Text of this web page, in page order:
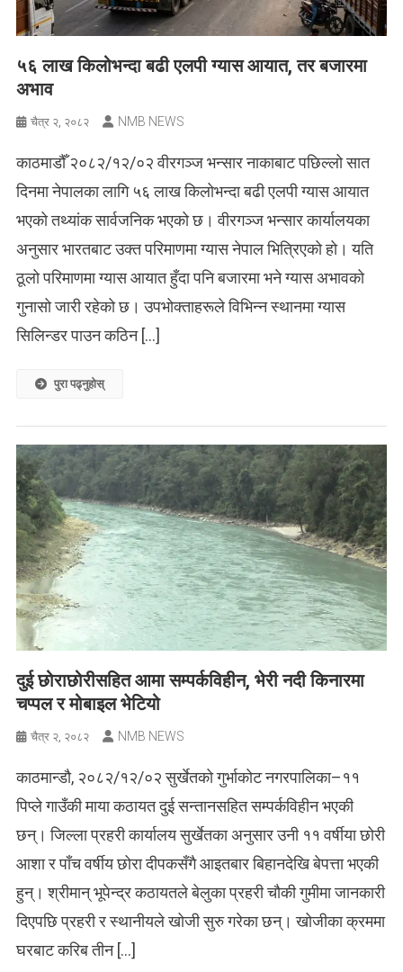
५६ लाख किलोभन्दा बढी एलपी ग्यास आयात, तर बजारमा
अभाव
चैत्र २, २०८२ NMB NEWS
काठमाडौँ २०८२/१२/०२ वीरगञ्ज भन्सार नाकाबाट पछिल्लो सात
दिनमा नेपालका लागि ५६ लाख किलोभन्दा बढी एलपी ग्यास आयात
भएको तथ्यांक सार्वजनिक भएको छ। वीरगञ्ज भन्सार कार्यालयका
अनुसार भारतबाट उक्त परिमाणमा ग्यास नेपाल भित्रिएको हो। यति
ठूलो परिमाणमा ग्यास आयात हुँदा पनि बजारमा भने ग्यास अभावको
गुनासो जारी रहेको छ। उपभोक्ताहरूले विभिन्न स्थानमा ग्यास
सिलिन्डर पाउन कठिन […]
पुरा पढ्नुहोस्
दुई छोराछोरीसहित आमा सम्पर्कविहीन, भेरी नदी किनारमा
चप्पल र मोबाइल भेटियो
चैत्र २, २०८२ NMB NEWS
काठमान्डौ, २०८२/१२/०२ सुर्खेतको गुर्भाकोट नगरपालिका–११
पिप्ले गाउँकी माया कठायत दुई सन्तानसहित सम्पर्कविहीन भएकी
छन्। जिल्ला प्रहरी कार्यालय सुर्खेतका अनुसार उनी ११ वर्षीया छोरी
आशा र पाँच वर्षीय छोरा दीपकसँगै आइतबार बिहानदेखि बेपत्ता भएकी
हुन्। श्रीमान् भूपेन्द्र कठायतले बेलुका प्रहरी चौकी गुमीमा जानकारी
दिएपछि प्रहरी र स्थानीयले खोजी सुरु गरेका छन्। खोजीका क्रममा
घरबाट करिब तीन […]